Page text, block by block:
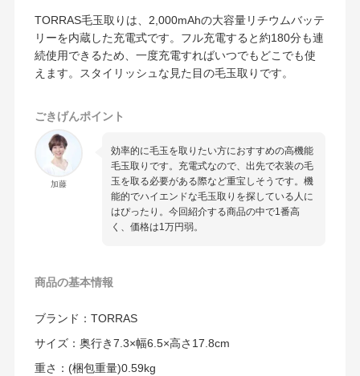
TORRAS毛玉取りは、2,000mAhの大容量リチウムバッテ
リーを内蔵した充電式です。フル充電すると約180分も連
続使用できるため、一度充電すればいつでもどこでも使
えます。スタイリッシュな見た目の毛玉取りです。
ごきげんポイント
加藤
効率的に毛玉を取りたい方におすすめの高機能
毛玉取りです。充電式なので、出先で衣装の毛
玉を取る必要がある際など重宝しそうです。機
能的でハイエンドな毛玉取りを探している人に
はぴったり。今回紹介する商品の中で1番高
く、価格は1万円弱。
商品の基本情報
ブランド：TORRAS
サイズ：奥行き7.3×幅6.5×高さ17.8cm
重さ：(梱包重量‎)0.59kg